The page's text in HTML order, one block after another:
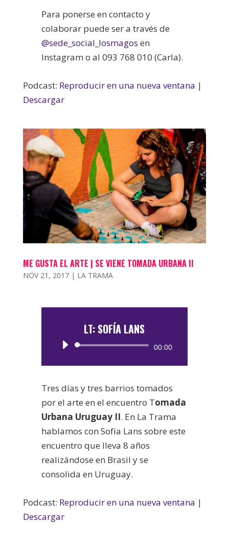
Para ponerse en contacto y
colaborar puede ser a través de
@sede_social_losmagos en
Instagram o al 093 768 010 (Carla).
Podcast: Reproducir en una nueva ventana |
Descargar
ME GUSTA EL ARTE | SE VIENE TOMADA URBANA II
NOV 21, 2017| LA TRAMA
LT: SOFÍA LANS
Reproductor
00:00
Tres días y tres barrios tomados
por el arte en el encuentro Tomada
Urbana Uruguay II. En La Trama
hablamos con Sofía Lans sobre este
encuentro que lleva 8 años
realizándose en Brasil y se
consolida en Uruguay.
Podcast: Reproducir en una nueva ventana |
Descargar